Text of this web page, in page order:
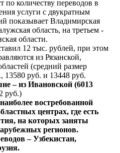
по количеству переводов в
услуги с двукратным
показывает Владимирская
область, на третьем -
области.
12 тыс. рублей, при этом
из Рязанской,
(средний размер
13580 руб. и 13448 руб.
– из Ивановской (6013
руб.)
наиболее востребованной
центрах, где есть
на которых заняты
регионов.
– Узбекистан,